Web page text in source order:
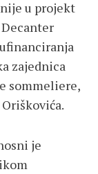
u projekt
zajednica
sommeliere,
je